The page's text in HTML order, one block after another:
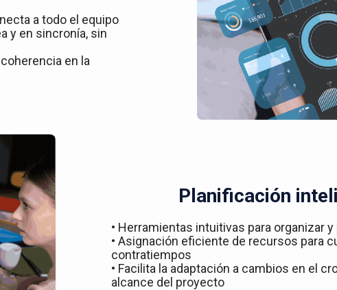
a todo el equipo
y en sincronía, sin
en la
Planificación
• Herramientas intuitivas para organizar
• Asignación eficiente de recursos para
contratiempos
• Facilita la adaptación a cambios en el
alcance del proyecto